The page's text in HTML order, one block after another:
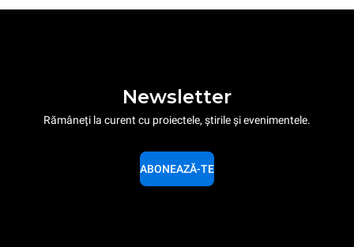
Newsletter
Rămâneți la curent cu proiectele, știrile și evenimentele.
ABONEAZĂ-TE